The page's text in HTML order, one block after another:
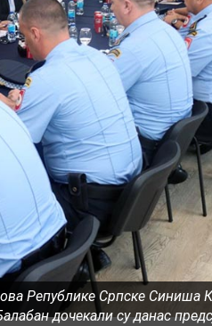
Републике Српске Синиша
дочекали су данас